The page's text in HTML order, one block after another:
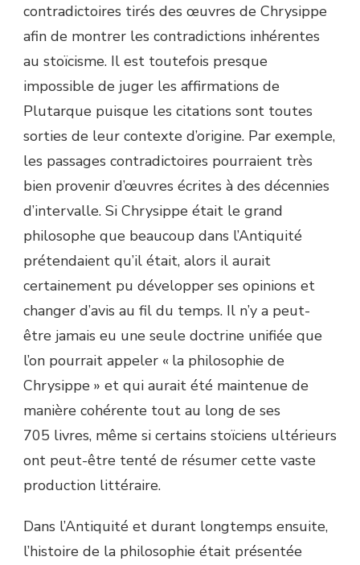
contradictoires tirés des œuvres de Chrysippe
afin de montrer les contradictions inhérentes
au stoïcisme. Il est toutefois presque
impossible de juger les affirmations de
Plutarque puisque les citations sont toutes
sorties de leur contexte d’origine. Par exemple,
les passages contradictoires pourraient très
bien provenir d’œuvres écrites à des décennies
d’intervalle. Si Chrysippe était le grand
philosophe que beaucoup dans l’Antiquité
prétendaient qu’il était, alors il aurait
certainement pu développer ses opinions et
changer d’avis au fil du temps. Il n’y a peut-
être jamais eu une seule doctrine unifiée que
l’on pourrait appeler « la philosophie de
Chrysippe » et qui aurait été maintenue de
manière cohérente tout au long de ses
705 livres, même si certains stoïciens ultérieurs
ont peut-être tenté de résumer cette vaste
production littéraire.
Dans l’Antiquité et durant longtemps ensuite,
l’histoire de la philosophie était présentée